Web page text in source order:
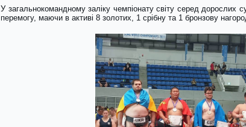
У загальнокомандному заліку чемпіонату світу серед дорослих
перемогу, маючи в активі 8 золотих, 1 срібну та 1 бронзову